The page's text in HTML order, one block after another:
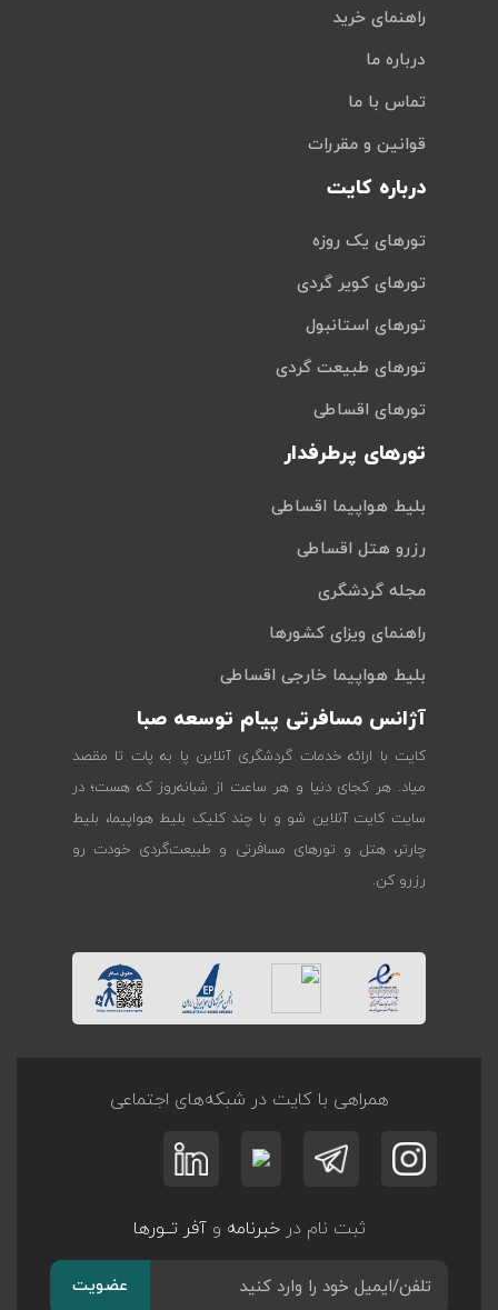
راهنمای خرید
درباره ما
تماس با ما
قوانین و مقررات
درباره کایت
تورهای یک روزه
تورهای کویر گردی
تورهای استانبول
تورهای طبیعت گردی
تورهای اقساطی
تورهای پرطرفدار
بلیط هواپیما اقساطی
رزرو هتل اقساطی
مجله گردشگری
راهنمای ویزای کشورها
بلیط هواپیما خارجی اقساطی
آژانس مسافرتی پیام توسعه صبا
کایت با ارائه خدمات گردشگری آنلاین پا به پات تا مقصد
میاد. هر کجای دنیا و هر ساعت از شبانه‌روز که هست؛ در
سایت کایت آنلاین شو و با چند کلیک بلیط هواپیما، بلیط
چارتر، هتل و تورهای مسافرتی و طبیعت‌گردی خودت رو
رزرو کن.
همراهی با کایت در شبکه‌های اجتماعی
ثبت نام درخبرنامه وآفر تــورها
عضویت